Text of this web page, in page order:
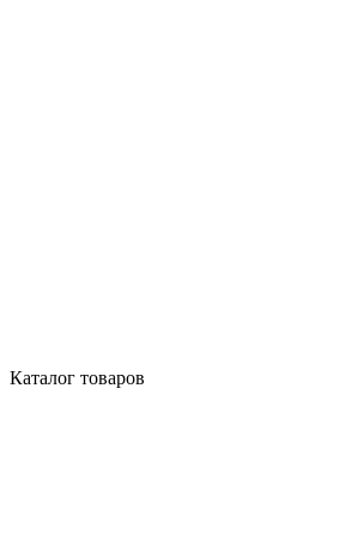
Каталог товаров